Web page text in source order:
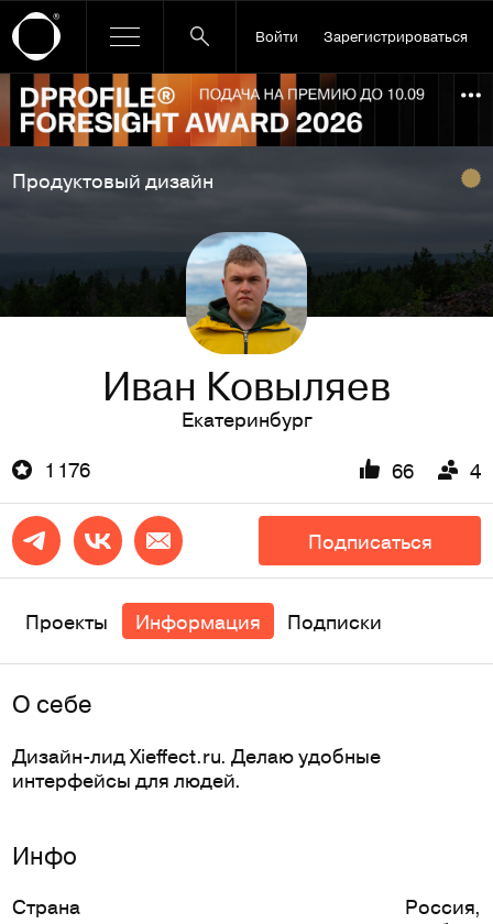
Войти Зарегистрироваться
Ссылка баннера
Продуктовый дизайн
Иван Ковыляев
Екатеринбург
1 176
66 4
Подписаться
Проекты Информация Подписки
Инфо
Страна Россия,
O себе
Дизайн-лид Xieffect.ru. Делаю удобные
интерфейсы для людей.